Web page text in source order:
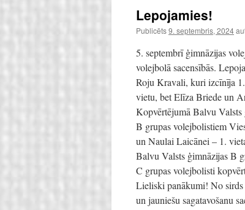
Lepojamies!
Publicēts9. septembris, 2024
5. septembrī ģimnāzijas
volejbolā sacensībās.
Roju Kravali, kuri izcīnīja
vietu, bet Elīza Briede un
Kopvērtējumā Balvu
B grupas volejbolistiem
un Naulai Laicānei – 1.
Balvu Valsts ģimnāzijas B
C grupas volejbolisti
Lieliski panākumi! No sirds
un jauniešu sagatavošanu